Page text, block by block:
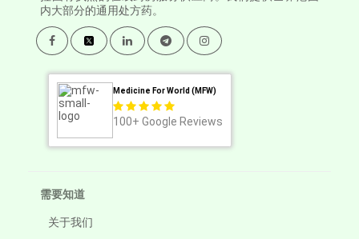
内大部分的通用处方药。
Medicine For World (MFW)
100+ Google Reviews
需要知道
关于我们